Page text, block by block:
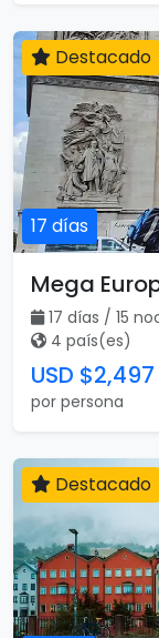
17 días
Destacado
Mega
17 días / 15
4 país(es)
USD $2,497
por persona
Destacado